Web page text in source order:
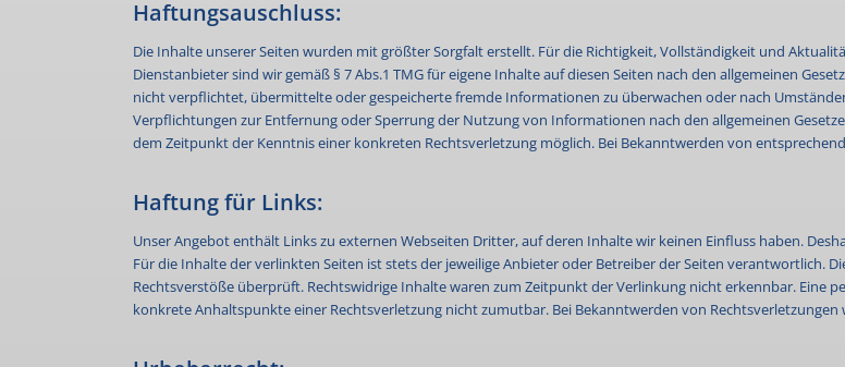
Haftungsauschluss:
Die Inhalte unserer Seiten wurden mit größter Sorgfalt erstellt. Für die Richtigkeit, Vollständigkeit und
Dienstanbieter sind wir gemäß § 7 Abs.1 TMG für eigene Inhalte auf diesen Seiten nach den allgemeinen
nicht verpflichtet, übermittelte oder gespeicherte fremde Informationen zu überwachen oder nach
Verpflichtungen zur Entfernung oder Sperrung der Nutzung von Informationen nach den allgemeinen
dem Zeitpunkt der Kenntnis einer konkreten Rechtsverletzung möglich. Bei Bekanntwerden von
Haftung für Links:
Unser Angebot enthält Links zu externen Webseiten Dritter, auf deren Inhalte wir keinen Einfluss haben.
Für die Inhalte der verlinkten Seiten ist stets der jeweilige Anbieter oder Betreiber der Seiten verantwortlich.
Rechtsverstöße überprüft. Rechtswidrige Inhalte waren zum Zeitpunkt der Verlinkung nicht erkennbar. Eine
konkrete Anhaltspunkte einer Rechtsverletzung nicht zumutbar. Bei Bekanntwerden von